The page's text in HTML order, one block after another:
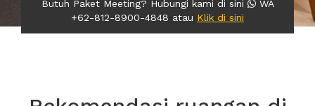
Butuh Paket Meeting? Hubungi kami di sini
WA
+62-812-8900-4848 atau Klik di sini